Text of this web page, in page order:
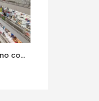
Acordo regulamenta trabalho no comércio em feriados